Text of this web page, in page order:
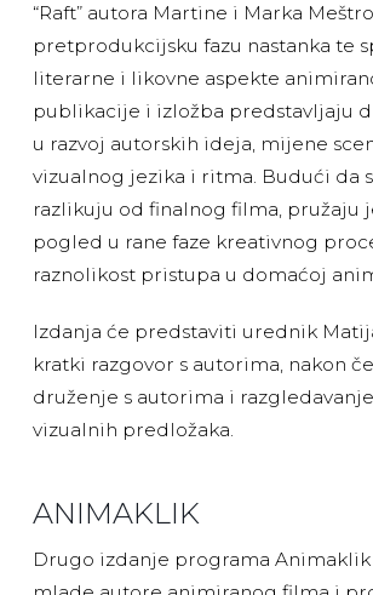
“Raft” autora Martine i Marka
pretprodukcijsku fazu nastanka te
literarne i likovne aspekte
publikacije i izložba predstavljaju
u razvoj autorskih ideja, mijene
vizualnog jezika i ritma. Budući da
razlikuju od finalnog filma, pružaju
pogled u rane faze kreativnog
raznolikost pristupa u domaćoj
Izdanja će predstaviti urednik
kratki razgovor s autorima, nakon
druženje s autorima i
vizualnih predložaka.
ANIMAKLIK
Drugo izdanje programa